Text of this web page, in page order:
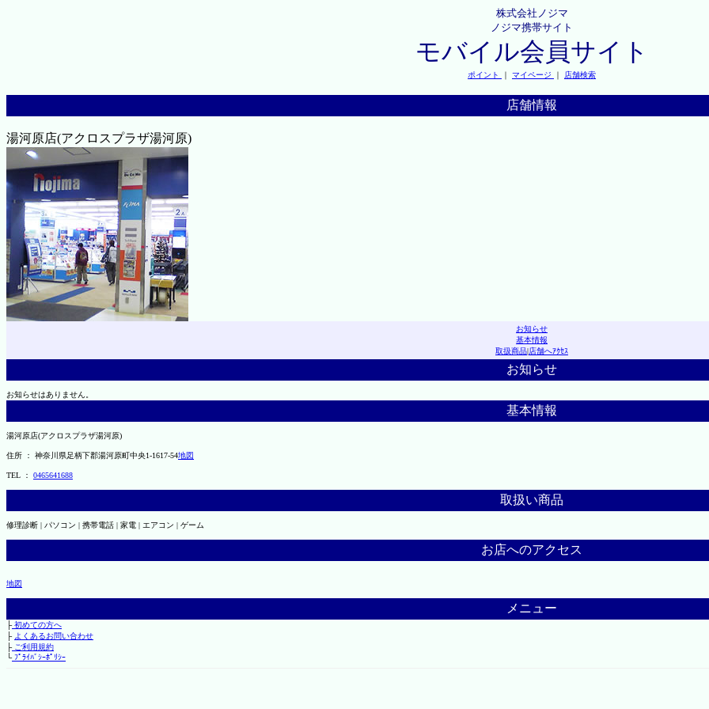
株式会社ノジマ
ノジマ携帯サイト
モバイル会員サイト
ポイント ｜ マイページ ｜ 店舗検索
店舗情報
湯河原店(アクロスプラザ湯河原)
お知らせ
基本情報
取扱商品|店舗へｱｸｾｽ
お知らせ
お知らせはありません。
基本情報
湯河原店(アクロスプラザ湯河原)
住所 ： 神奈川県足柄下郡湯河原町中央1-1617-54地図
TEL ： 0465641688
取扱い商品
修理診断 | パソコン | 携帯電話 | 家電 | エアコン | ゲーム
お店へのアクセス
地図
メニュー
├初めての方へ
├ よくあるお問い合わせ
├ご利用規約
└ﾌﾟﾗｲﾊﾞｼｰﾎﾟﾘｼｰ